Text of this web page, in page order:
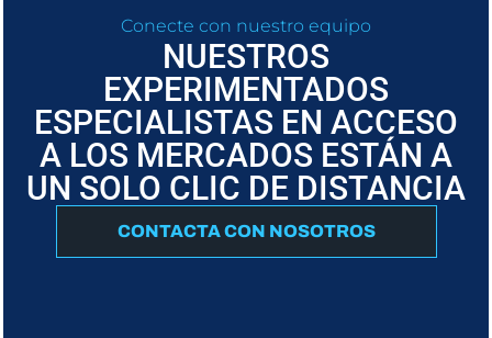
Conecte con nuestro equipo
NUESTROS
EXPERIMENTADOS
ESPECIALISTAS EN ACCESO
A LOS MERCADOS ESTÁN A
UN SOLO CLIC DE DISTANCIA
CONTACTA CON NOSOTROS